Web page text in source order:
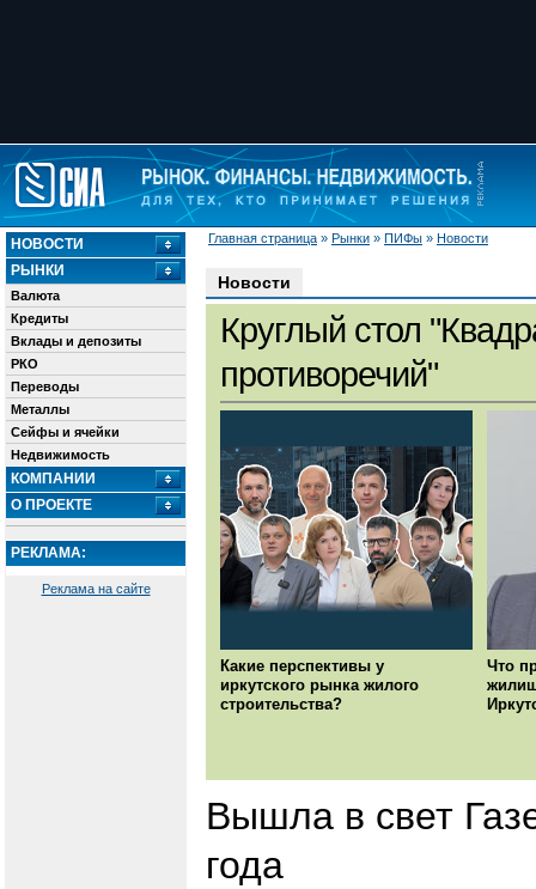
Главная страница » Рынки » ПИФы » Новости
НОВОСТИ
РЫНКИ
Валюта
Кредиты
Вклады и депозиты
РКО
Переводы
Металлы
Сейфы и ячейки
Недвижимость
КОМПАНИИ
О ПРОЕКТЕ
РЕКЛАМА:
Реклама на сайте
Новости
Круглый стол
противоречий"
Какие перспективы у
иркутского рынка жилого
строительства?
Что
Вышла в свет
года